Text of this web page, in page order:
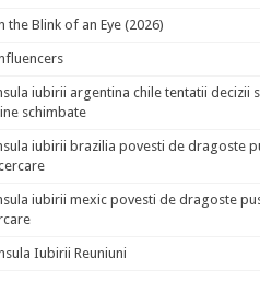
the Blink of an Eye (2026)
iubirii argentina chile tentatii decizii
schimbate
iubirii brazilia povesti de dragoste
iubirii mexic povesti de dragoste
Iubirii Reuniuni